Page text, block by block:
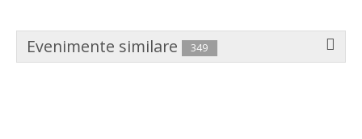
Evenimente similare 349